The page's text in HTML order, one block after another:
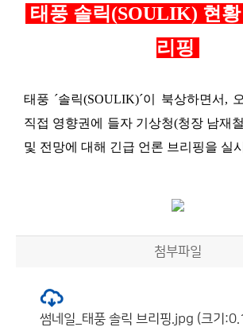
태풍 솔릭(SOULIK) 현
리핑
태풍 ´솔릭(SOULIK)´이 북상하면서 ,
직접 영향권에 들자 기상청(청장 남재
및 전망에 대해 긴급 언론 브리핑을 실
첨부파일
썸네일_태풍 솔릭 브리핑.jpg (크기